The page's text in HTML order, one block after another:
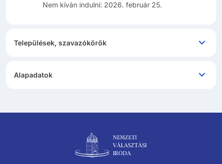
Nem kíván indulni: 2026. február 25.
Települések, szavazókörök
Alapadatok
Lábléc navigáció